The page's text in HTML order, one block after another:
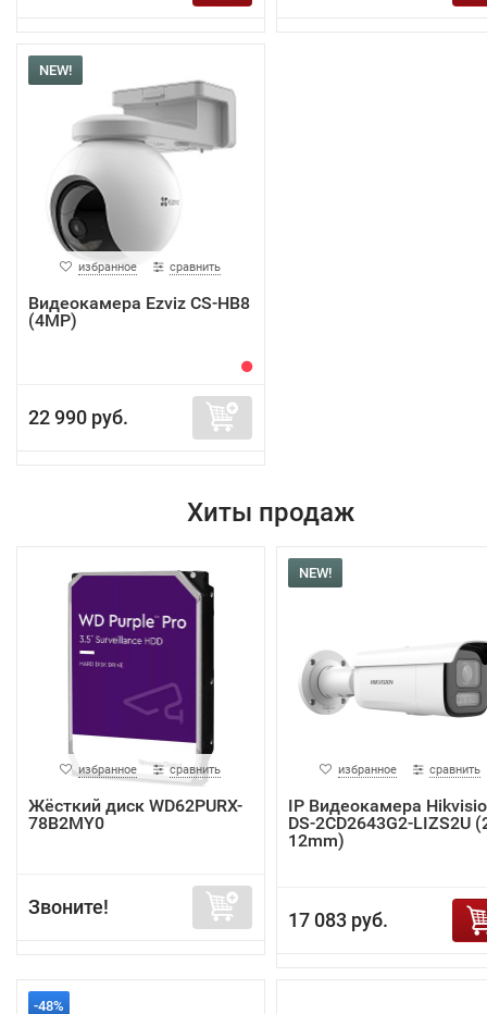
NEW!
избранное сравнить
Видеокамера Ezviz CS-HB8
(4MP)
22 990 руб.
Хиты продаж
избранное сравнить
Жёсткий диск WD62PURX-
78B2MY0
Звоните!
NEW!
избранное сравнить
IP Видеокамера
DS-2CD2643G2-LIZS2U
12mm)
17 083 руб.
-48%